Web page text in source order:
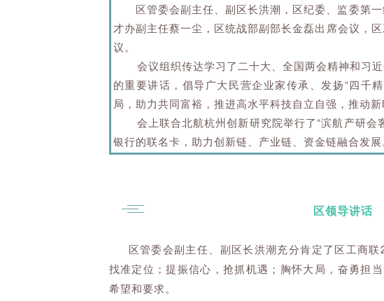
区管委会副主任、副区长洪潮 ，区纪委、监委第
才办副主任蔡一尘，区统战部副部长金磊出席会议，
议。
会议组织传达学习了二十大、全国两会精神和习
的重要讲话，倡导广大民营企业家传承、发扬“四千
局， 助力共同富裕， 推进高水平科技自立自强，推动新
会上联合北航杭州创新研究院举行了“滨航产研会
银行的联名卡， 助力创新链、产业链、资金链融合发展
区领导讲话
区管委会副主任、副区长洪潮充分肯定了区工商
找准定位；提振信心，抢抓机遇；胸怀大局，奋勇担
希望和要求。